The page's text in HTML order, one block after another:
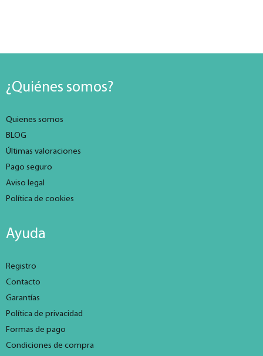
¿Quiénes somos?
Quienes somos
BLOG
Últimas valoraciones
Pago seguro
Aviso legal
Política de cookies
Ayuda
Registro
Contacto
Garantías
Política de privacidad
Formas de pago
Condiciones de compra